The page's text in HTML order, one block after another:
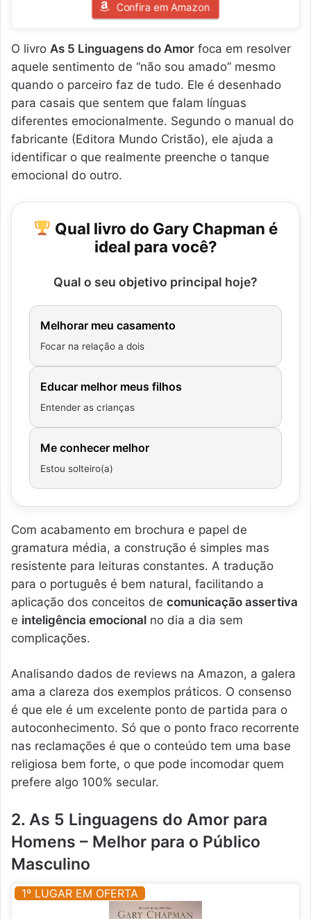
Confira em Amazon
O livro As 5 Linguagens do Amor foca em resolver
aquele sentimento de “não sou amado” mesmo
quando o parceiro faz de tudo. Ele é desenhado
para casais que sentem que falam línguas
diferentes emocionalmente. Segundo o manual do
fabricante (Editora Mundo Cristão), ele ajuda a
identificar o que realmente preenche o tanque
emocional do outro.
Qual livro do Gary Chapman é
ideal para você?
Qual o seu objetivo principal hoje?
Melhorar meu casamento
Focar na relação a dois
Educar melhor meus filhos
Entender as crianças
Me conhecer melhor
Estou solteiro(a)
Com acabamento em brochura e papel de
gramatura média, a construção é simples mas
resistente para leituras constantes. A tradução
para o português é bem natural, facilitando a
aplicação dos conceitos de comunicação assertiva
e inteligência emocional no dia a dia sem
complicações.
Analisando dados de reviews na Amazon, a galera
ama a clareza dos exemplos práticos. O consenso
é que ele é um excelente ponto de partida para o
autoconhecimento. Só que o ponto fraco recorrente
nas reclamações é que o conteúdo tem uma base
religiosa bem forte, o que pode incomodar quem
prefere algo 100% secular.
2. As 5 Linguagens do Amor para
Homens – Melhor para o Público
Masculino
1º LUGAR EM OFERTA